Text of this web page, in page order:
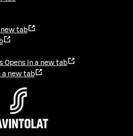
new tab
Opens in a new tab
a new tab